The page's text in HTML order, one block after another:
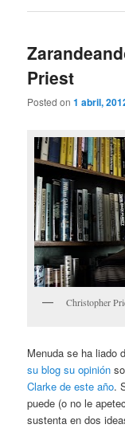
Priest
Posted on1 abril,
Christopher
Menuda se ha liado
su blog su opinión
Clarke de este año.
puede (o no le
sustenta en dos